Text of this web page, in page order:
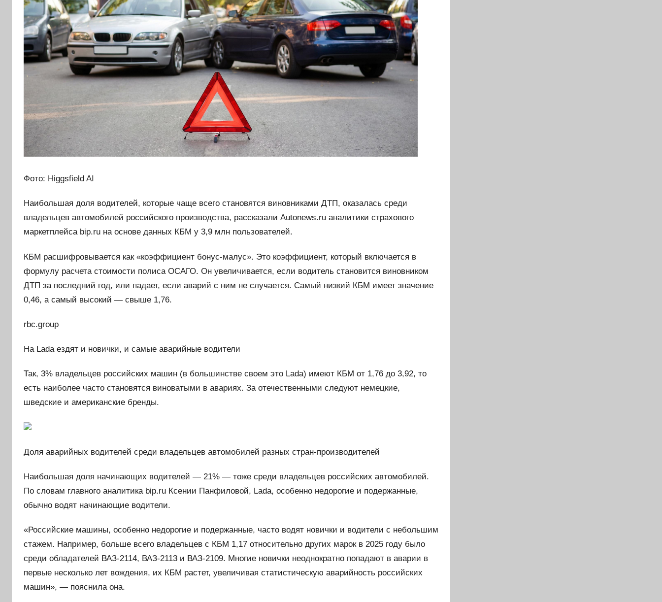
Фото: Higgsfield AI
Наибольшая доля водителей, которые чаще всего становятся виновниками ДТП, оказалась среди
владельцев автомобилей российского производства, рассказали Autonews.ru аналитики страхового
маркетплейса bip.ru на основе данных КБМ у 3,9 млн пользователей.
КБМ расшифровывается как «коэффициент бонус-малус». Это коэффициент, который включается в
формулу расчета стоимости полиса ОСАГО. Он увеличивается, если водитель становится виновником
ДТП за последний год, или падает, если аварий с ним не случается. Самый низкий КБМ имеет значение
0,46, а самый высокий — свыше 1,76.
rbc.group
На Lada ездят и новички, и самые аварийные водители
Так, 3% владельцев российских машин (в большинстве своем это Lada) имеют КБМ от 1,76 до 3,92, то
есть наиболее часто становятся виноватыми в авариях. За отечественными следуют немецкие,
шведские и американские бренды.
Доля аварийных водителей среди владельцев автомобилей разных стран-производителей
Наибольшая доля начинающих водителей — 21% — тоже среди владельцев российских автомобилей.
По словам главного аналитика bip.ru Ксении Панфиловой, Lada, особенно недорогие и подержанные,
обычно водят начинающие водители.
«Российские машины, особенно недорогие и подержанные, часто водят новички и водители с небольшим
стажем. Например, больше всего владельцев с КБМ 1,17 относительно других марок в 2025 году было
среди обладателей ВАЗ-2114, ВАЗ-2113 и ВАЗ-2109. Многие новички неоднократно попадают в аварии в
первые несколько лет вождения, их КБМ растет, увеличивая статистическую аварийность российских
машин», — пояснила она.